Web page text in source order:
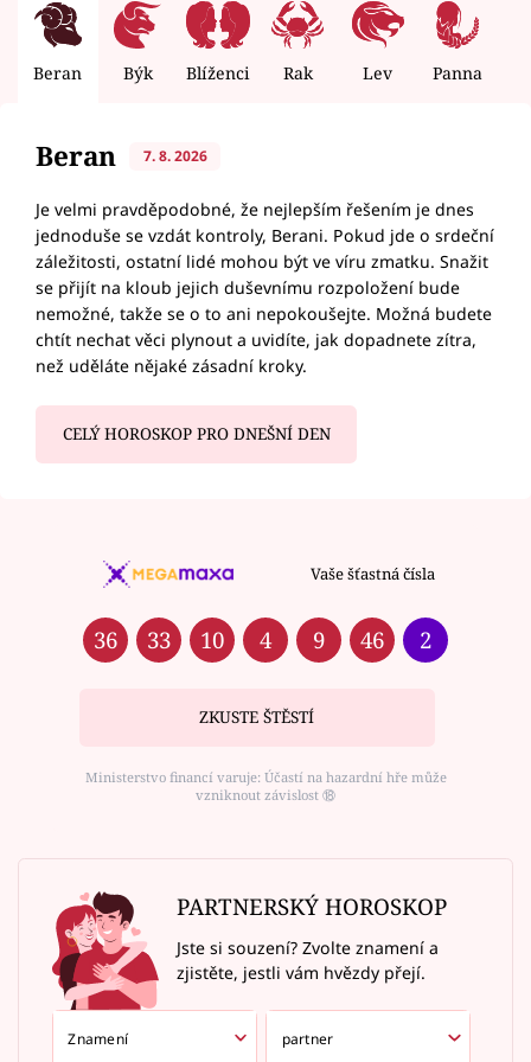
Beran Býk Blíženci Rak Lev Panna
Beran 7. 8. 2026
Je velmi pravděpodobné, že nejlepším řešením je dnes
jednoduše se vzdát kontroly, Berani. Pokud jde o srdeční
záležitosti, ostatní lidé mohou být ve víru zmatku. Snažit
se přijít na kloub jejich duševnímu rozpoložení bude
nemožné, takže se o to ani nepokoušejte. Možná budete
chtít nechat věci plynout a uvidíte, jak dopadnete zítra,
než uděláte nějaké zásadní kroky.
CELÝ HOROSKOP PRO DNEŠNÍ DEN
Vaše šťastná čísla
36 33 10 4 9 46 2
ZKUSTE ŠTĚSTÍ
Ministerstvo financí varuje: Účastí na hazardní hře může
vzniknout závislost ⑱
PARTNERSKÝ HOROSKOP
Jste si souzení? Zvolte znamení a
zjistěte, jestli vám hvězdy přejí.